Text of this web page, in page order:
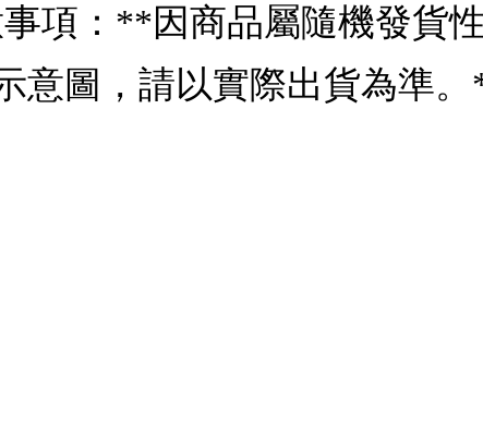
項：**因商品屬隨機發貨
意圖，請以實際出貨為準